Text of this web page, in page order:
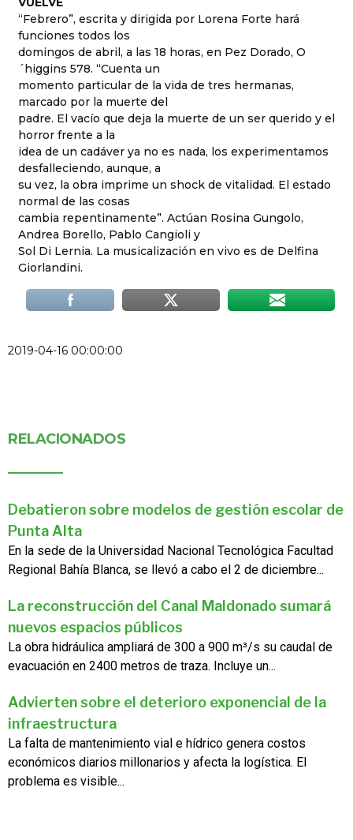
“Febrero”, escrita y dirigida por Lorena Forte hará
funciones todos los
domingos de abril, a las 18 horas, en Pez Dorado, O
´higgins 578. “Cuenta un
momento particular de la vida de tres hermanas,
marcado por la muerte del
padre. El vacío que deja la muerte de un ser querido y el
horror frente a la
idea de un cadáver ya no es nada, los experimentamos
desfalleciendo, aunque, a
su vez, la obra imprime un shock de vitalidad. El estado
normal de las cosas
cambia repentinamente”. Actúan Rosina Gungolo,
Andrea Borello, Pablo Cangioli y
Sol Di Lernia. La musicalización en vivo es de Delfina
Giorlandini.
2019-04-16 00:00:00
RELACIONADOS
Debatieron sobre modelos de gestión escolar de
Punta Alta
En la sede de la Universidad Nacional Tecnológica Facultad
Regional Bahía Blanca, se llevó a cabo el 2 de diciembre...
La reconstrucción del Canal Maldonado sumará
nuevos espacios públicos
La obra hidráulica ampliará de 300 a 900 m³/s su caudal de
evacuación en 2400 metros de traza. Incluye un...
Advierten sobre el deterioro exponencial de la
infraestructura
La falta de mantenimiento vial e hídrico genera costos
económicos diarios millonarios y afecta la logística. El
problema es visible...